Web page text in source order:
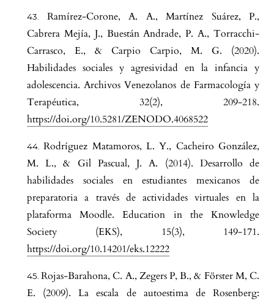
Ramírez-Corone, A. A., Martínez Suárez, P.,
Cabrera Mejía, J., Buestán Andrade, P. A., Torracchi-
Carrasco, E., & Carpio Carpio, M. G. (2020).
Habilidades sociales y agresividad en la infancia y
adolescencia. Archivos Venezolanos de Farmacología y
Terapéutica, 32(2), 209-218.
https://doi.org/10.5281/ZENODO.4068522
Rodríguez Matamoros, L. Y., Cacheiro González,
M. L., & Gil Pascual, J. A. (2014). Desarrollo de
habilidades sociales en estudiantes mexicanos de
preparatoria a través de actividades virtuales en la
plataforma Moodle. Education in the Knowledge
Society (EKS), 15(3), 149-171.
https://doi.org/10.14201/eks.12222
Rojas-Barahona, C. A., Zegers P, B., & Förster M, C.
E. (2009). La escala de autoestima de Rosenberg: